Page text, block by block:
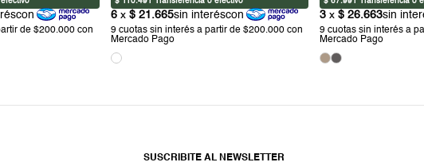
SUSCRIBITE AL NEWSLETTER